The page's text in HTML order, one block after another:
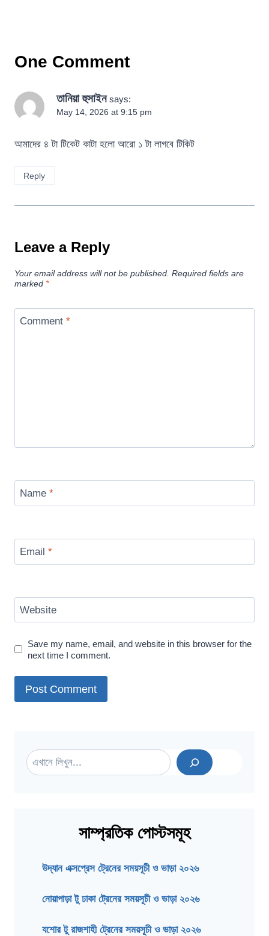
One Comment
তানিয়া হুসাইন says:
May 14, 2026 at 9:15 pm
আমাদের ৪ টা টিকেট কাটা হলো আরো ১ টা লাগবে টিকিট
Reply
Leave a Reply
Your email address will not be published. Required fields are
marked *
Comment *
Name *
Email *
Website
Save my name, email, and website in this browser for the
next time I comment.
Search
সাম্প্রতিক পোস্টসমূহ
উদ্যান এক্সপ্রেস ট্রেনের সময়সূচী ও ভাড়া ২০২৬
নোয়াপাড়া টু ঢাকা ট্রেনের সময়সূচী ও ভাড়া ২০২৬
যশোর টু রাজশাহী ট্রেনের সময়সূচী ও ভাড়া ২০২৬